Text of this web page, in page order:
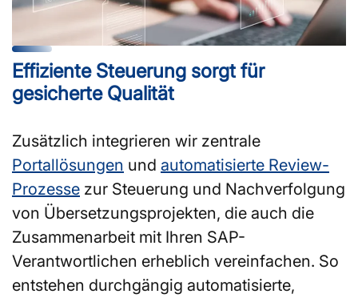
Effiziente Steuerung sorgt für
gesicherte Qualität
Zusätzlich integrieren wir zentrale
Portallösungen und automatisierte Review-
Prozesse zur Steuerung und Nachverfolgung
von Übersetzungsprojekten, die auch die
Zusammenarbeit mit Ihren SAP-
Verantwortlichen erheblich vereinfachen. So
entstehen durchgängig automatisierte,